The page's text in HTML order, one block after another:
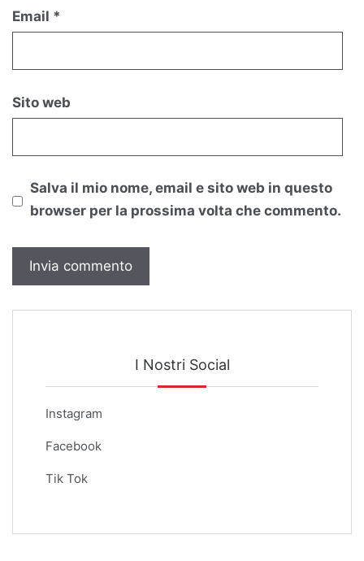
Email *
Sito web
Salva il mio nome, email e sito web in questo
browser per la prossima volta che commento.
I Nostri Social
Instagram
Facebook
Tik Tok